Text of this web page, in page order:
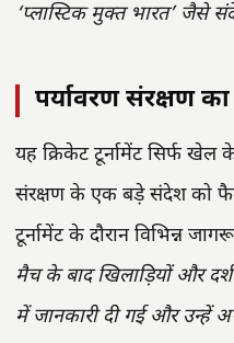
‘प्लास्टिक मुक्त भारत’ जैसे
पर्यावरण संरक्षण
यह क्रिकेट टूर्नामेंट सिर्फ खेल
संरक्षण के एक बड़े संदेश को
टूर्नामेंट के दौरान विभिन्न
मैच के बाद खिलाड़ियों और
में जानकारी दी गई और